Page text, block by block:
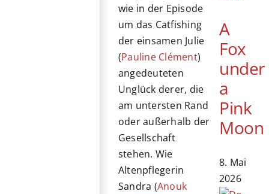
wie in der Episode
um das Catfishing
der einsamen Julie
(Pauline Clément)
angedeuteten
Unglück derer, die
am untersten Rand
oder außerhalb der
Gesellschaft
stehen. Wie
Altenpflegerin
Sandra (Anouk
A
Fox
under
a
Pink
Moon
8. Mai
2026